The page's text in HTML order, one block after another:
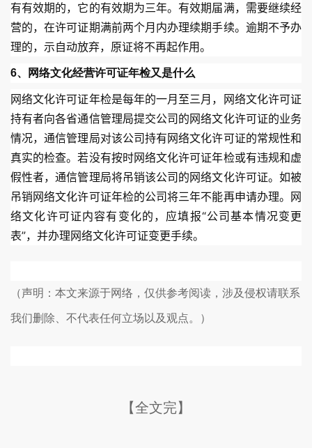
有有效期的，它的有效期为三年。有效期届满，需要继续经
营的，在许可证期满前两个月内办理续期手续。逾期不予办
理的，示自动放弃，原证将不再起作用。
6、网络文化经营许可证年检又是什么
网络文化许可证年检是每年的一月至三月，网络文化许可证
持有者向各省通信管理局提交公司的网络文化许可证的业务
情况，通信管理局对该公司持有网络文化许可证的常规性和
真实的检查。若没有按时网络文化许可证年检或有违规和虚
假性者，通信管理局将吊销该公司的网络文化许可证。如被
吊销网络文化许可证年检的公司将三年不能再申请办理。网
络文化许可证内容有变化的，应填报“公司基本情况变更
表”，并办理网络文化许可证变更手续。
（声明：本文来源于网络，仅供参考阅读，涉及侵权请联系
我们删除、不代表任何立场以及观点。）
【全文完】